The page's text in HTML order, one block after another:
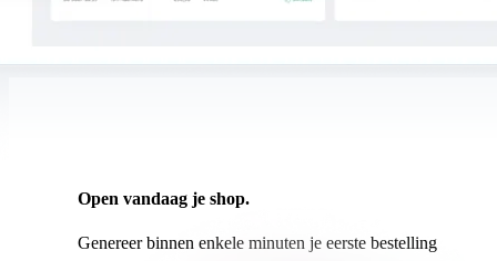
Open vandaag je shop.
Genereer binnen enkele minuten je eerste bestelling